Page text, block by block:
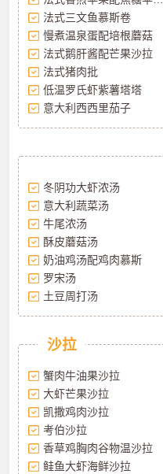
法式三文鱼慕斯卷
慢煮温泉蛋配培根蘑菇
法式鹅肝酱配芒果沙拉
法式猪肉批
低温罗氏虾紫薯塔塔
意大利西西里茄子
冬阴功大虾浓汤
意大利蔬菜汤
牛尾浓汤
酥皮蘑菇汤
奶油鸡汤配鸡肉慕斯
罗宋汤
土豆周打汤
沙拉
蟹肉牛油果沙拉
大虾芒果沙拉
凯撒鸡肉沙拉
考伯沙拉
香草鸡胸肉谷物温沙拉
鲑鱼大虾海鲜沙拉